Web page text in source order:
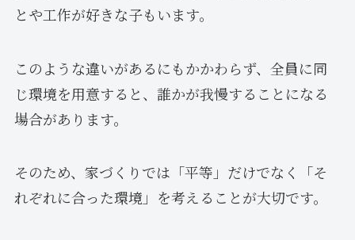
とや工作が好きな子もいます。
このような違いがあるにもかかわらず、全員に同
じ環境を用意すると、誰かが我慢することになる
場合があります。
そのため、家づくりでは「平等」だけでなく「そ
れぞれに合った環境」を考えることが大切です。